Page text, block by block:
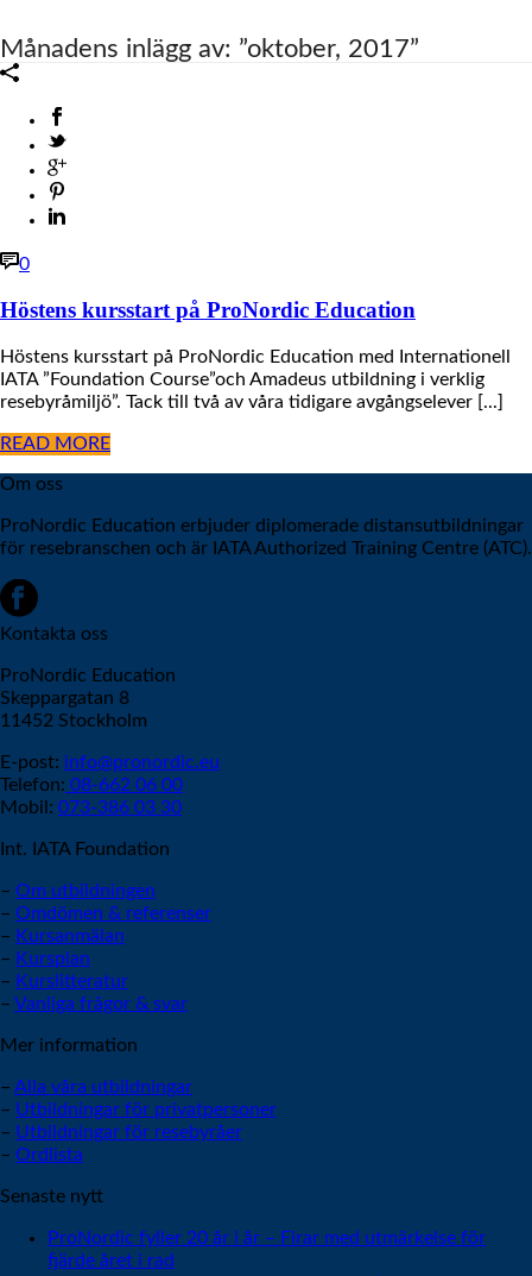
Månadens inlägg av: ”oktober, 2017”
0
Höstens kursstart på ProNordic Education
Höstens kursstart på ProNordic Education med Internationell
IATA ”Foundation Course”och Amadeus utbildning i verklig
resebyråmiljö”. Tack till två av våra tidigare avgångselever [...]
READ MORE
Om oss
ProNordic Education erbjuder diplomerade distansutbildningar
för resebranschen och är IATA Authorized Training Centre (ATC).
Kontakta oss
ProNordic Education
Skeppargatan 8
11452 Stockholm
E-post: info@pronordic.eu
Telefon: 08-662 06 00
Mobil: 073-386 03 30
Int. IATA Foundation
– Om utbildningen
– Omdömen & referenser
– Kursanmälan
– Kursplan
– Kurslitteratur
– Vanliga frågor & svar
Mer information
– Alla våra utbildningar
– Utbildningar för privatpersoner
– Utbildningar för resebyråer
– Ordlista
Senaste nytt
ProNordic fyller 20 år i år – Firar med utmärkelse för
fjärde året i rad